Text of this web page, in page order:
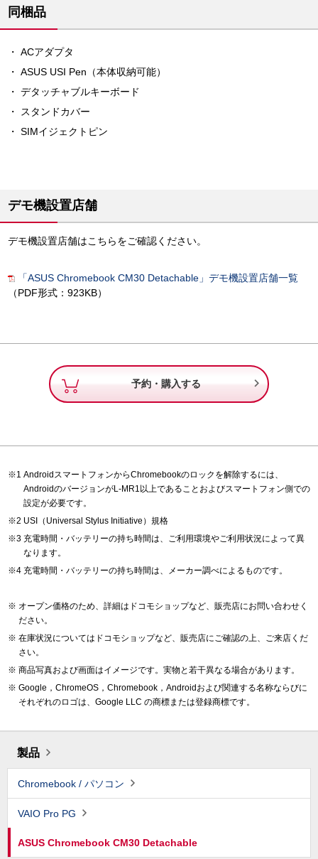
同梱品
ACアダプタ
ASUS USI Pen（本体収納可能）
デタッチャブルキーボード
スタンドカバー
SIMイジェクトピン
デモ機設置店舗
デモ機設置店舗はこちらをご確認ください。
「ASUS Chromebook CM30 Detachable」デモ機設置店舗一覧
（PDF形式：923KB）
予約・購入する 
AndroidスマートフォンからChromebookのロックを解除するには、
AndroidのバージョンがL-MR1以上であることおよびスマートフォン側での
設定が必要です。
USI（Universal Stylus Initiative）規格
充電時間・バッテリーの持ち時間は、ご利用環境やご利用状況によって異
なります。
充電時間・バッテリーの持ち時間は、メーカー調べによるものです。
オープン価格のため、詳細はドコモショップなど、販売店にお問い合わせく
ださい。
在庫状況についてはドコモショップなど、販売店にご確認の上、ご来店くだ
さい。
商品写真および画面はイメージです。実物と若干異なる場合があります。
Google，ChromeOS，Chromebook，Androidおよび関連する名称ならびに
それぞれのロゴは、Google LLC の商標または登録商標です。
製品
Chromebook / パソコン
VAIO Pro PG
ASUS Chromebook CM30 Detachable